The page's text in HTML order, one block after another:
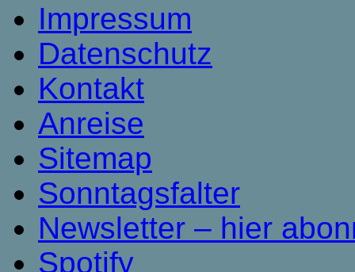
Impressum
Datenschutz
Kontakt
Anreise
Sitemap
Sonntagsfalter
Newsletter – hier
Spotify